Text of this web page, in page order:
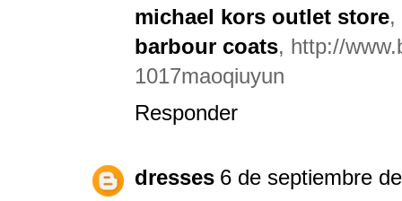
michael kors outlet store,
barbour coats, http://
1017maoqiuyun
Responder
dresses 6 de septiembre